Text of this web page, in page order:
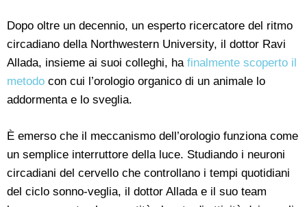
Dopo oltre un decennio, un esperto ricercatore del ritmo
circadiano della Northwestern University, il dottor Ravi
Allada, insieme ai suoi colleghi, ha finalmente scoperto il
metodo con cui l’orologio organico di un animale lo
addormenta e lo sveglia.
È emerso che il meccanismo dell’orologio funziona come
un semplice interruttore della luce. Studiando i neuroni
circadiani del cervello che controllano i tempi quotidiani
del ciclo sonno-veglia, il dottor Allada e il suo team